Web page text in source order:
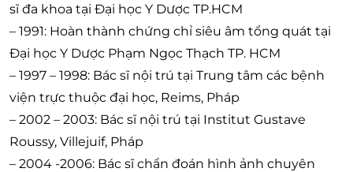
sĩ đa khoa tại Đại học Y Dược TP.HCM
– 1991: Hoàn thành chứng chỉ siêu âm tổng quát tại
Đại học Y Dược Phạm Ngọc Thạch TP. HCM
– 1997 – 1998: Bác sĩ nội trú tại Trung tâm các bệnh
viện trực thuộc đại học, Reims, Pháp
– 2002 – 2003: Bác sĩ nội trú tại Institut Gustave
Roussy, Villejuif, Pháp
– 2004 -2006: Bác sĩ chẩn đoán hình ảnh chuyên